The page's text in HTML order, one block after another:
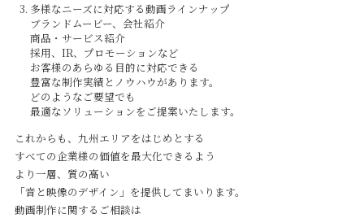
多様なニーズに対応する動画ラインナップ
ブランドムービー、会社紹介
商品・サービス紹介
採用、IR、プロモーションなど
お客様のあらゆる目的に対応できる
豊富な制作実績とノウハウがあります。
どのようなご要望でも
最適なソリューションをご提案いたします。
これからも、九州エリアをはじめとする
すべての企業様の価値を最大化できるよう
より一層、質の高い
「音と映像のデザイン」を提供してまいります。
動画制作に関するご相談は